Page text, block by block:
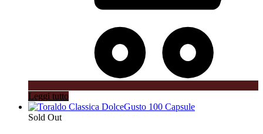
Leggi tutto
Sold Out